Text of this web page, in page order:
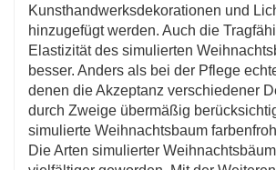
Kunsthandwerksdekorationen und
hinzugefügt werden. Auch die
Elastizität des simulierten
besser. Anders als bei der Pflege
denen die Akzeptanz verschiedener
durch Zweige übermäßig
simulierte Weihnachtsbaum
Die Arten simulierter